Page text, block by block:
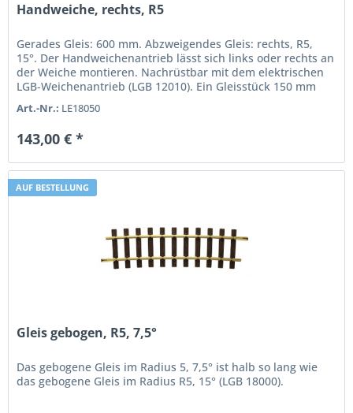
Handweiche, rechts, R5
Gerades Gleis: 600 mm. Abzweigendes Gleis: rechts, R5,
15°. Der Handweichenantrieb lässt sich links oder rechts an
der Weiche montieren. Nachrüstbar mit dem elektrischen
LGB-Weichenantrieb (LGB 12010). Ein Gleisstück 150 mm
Art.-Nr.: LE18050
143,00 € *
AUF BESTELLUNG
Gleis gebogen, R5, 7,5°
Das gebogene Gleis im Radius 5, 7,5° ist halb so lang wie
das gebogene Gleis im Radius R5, 15° (LGB 18000).